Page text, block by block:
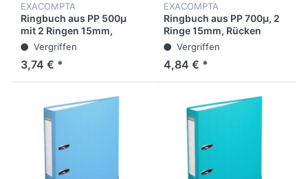
EXACOMPTA
Ringbuch aus PP 500µ
mit 2 Ringen 15mm,
Rücken 20mm, blickdicht,
für Format DIN A4
Vergriffen
3,74 € *
EXACOMPTA
Ringbuch aus PP 700µ, 2
Ringe 15mm, Rücken
20mm, 23x20cm für
22x17cm - Crystal
Vergriffen
4,84 € *